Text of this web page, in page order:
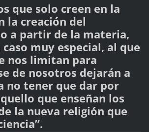
que solo creen en la
la creación del
a partir de la materia,
muy especial, al que
nos limitan para
de nosotros dejarán a
no tener que dar por
que enseñan los
la nueva religión que